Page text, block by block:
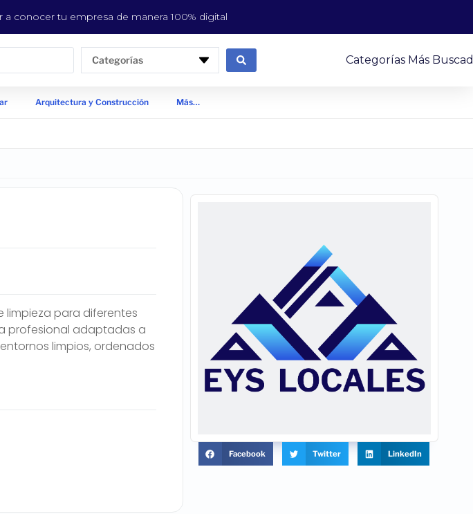
a conocer tu empresa de manera 100% digital
Categorías Categorías Más
Arquitectura y Construcción Más…
limpieza para diferentes
profesional adaptadas a
limpios, ordenados
Facebook Twitter LinkedIn